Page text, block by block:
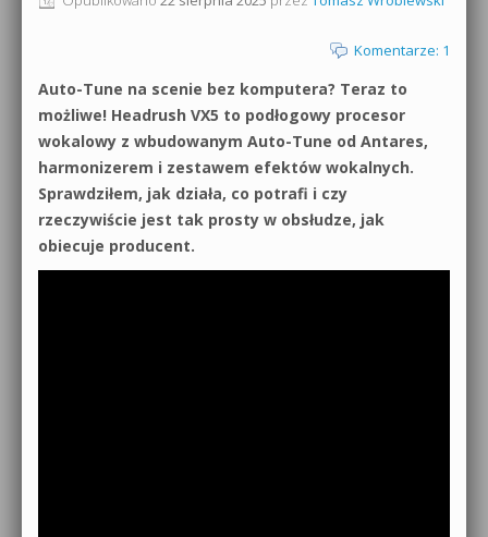
Sylenth1 od podstaw
Sound Forge od podstaw
Dubstep z syntezatorem Massive
Kontakt 5 Kompendium
Newsletter
Materiały dla mediów
Archiwum aktualności
Polityka prywatności
Regulamin
Komentarze: 1
Auto-Tune na scenie bez komputera? Teraz to
możliwe! Headrush VX5 to podłogowy procesor
wokalowy z wbudowanym Auto-Tune od Antares,
harmonizerem i zestawem efektów wokalnych.
Sprawdziłem, jak działa, co potrafi i czy
rzeczywiście jest tak prosty w obsłudze, jak
obiecuje producent.